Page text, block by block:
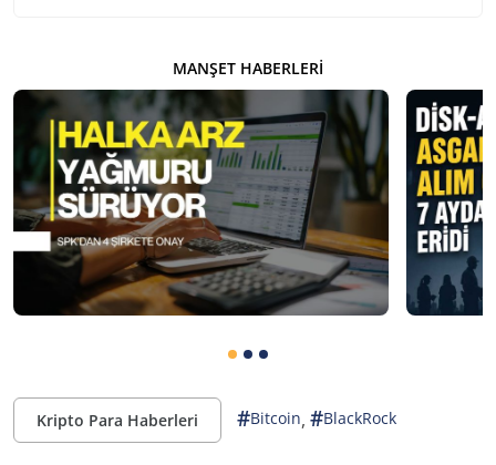
MANŞET HABERLERI
Kripto Para Haberleri #Bitcoin, #BlackRock